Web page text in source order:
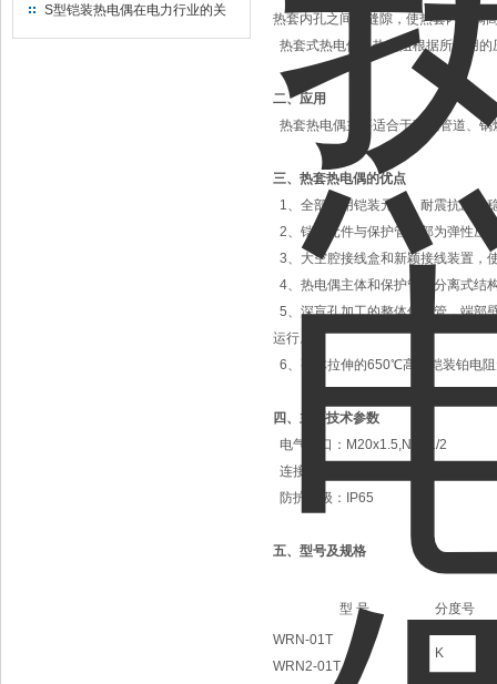
业到科研，无所不在的温度测量
S型铠装热电偶在电力行业的关
热套内孔之间的缝隙，使热套内充满
热套式热电偶、热电阻根据所使用
二、应用
热套热电偶主要适合于蒸汽管道、
三、热套热电偶的优点
1、全部采用铠装元件，耐震抗压，
2、铠装元件与保护管底部为弹性压
3、大空腔接线盒和新颖接线装置，
4、热电偶主体和保护管为分离式结
5、深盲孔加工的整体保护管，端部
运行。
6、整体拉伸的650℃高温铠装铂电
四、 主要技术参数
电气出口：M20x1.5,NPT1/2
连接尺寸：M20x1.5,NPT1/2
防护等级：IP65
五、型号及规格
型 号
分度号
WRN-01T
WRN2-01T
K